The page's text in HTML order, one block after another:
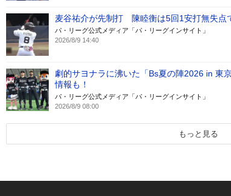
麦谷祐介が先制打 陳睦衡は5回1安打無失点
パ・リーグ公式メディア「パ・リーグインサイト」
2026/8/9 14:40
劇的サヨナラに沸いた「Bs夏の陣2026 in
情報も！
パ・リーグ公式メディア「パ・リーグインサイト」
2026/8/9 08:00
もっと見る